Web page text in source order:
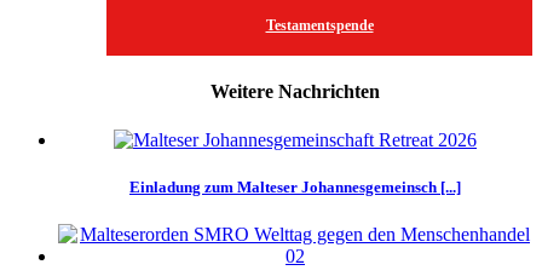
Testamentspende
Weitere Nachrichten
Einladung zum Malteser Johannesgemeinsch [...]